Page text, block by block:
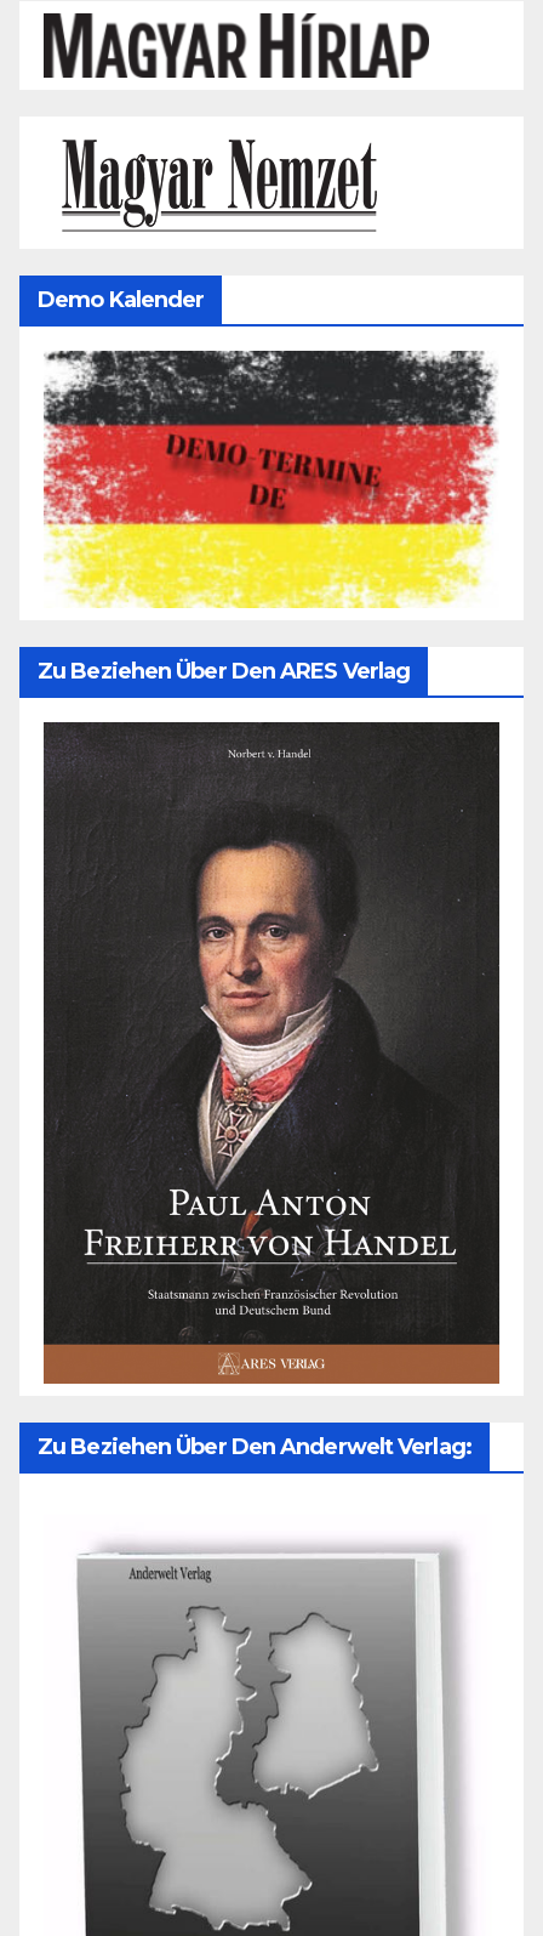
Demo Kalender
Zu Beziehen Über Den ARES Verlag
Zu Beziehen Über Den Anderwelt Verlag: